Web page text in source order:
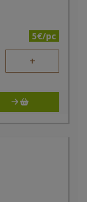
5€/pc
+